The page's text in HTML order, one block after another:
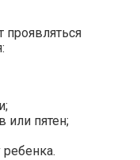
проявляться
или пятен;